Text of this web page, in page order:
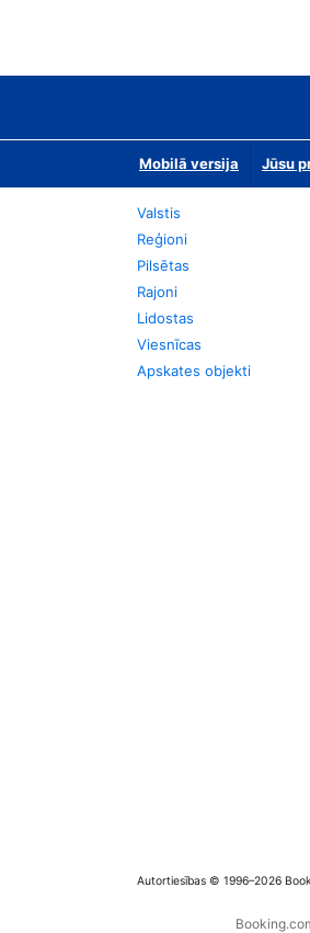
Mobilā versija Jūsu
Valstis
Reģioni
Pilsētas
Rajoni
Lidostas
Viesnīcas
Apskates objekti
Autortiesības © 1996–2026